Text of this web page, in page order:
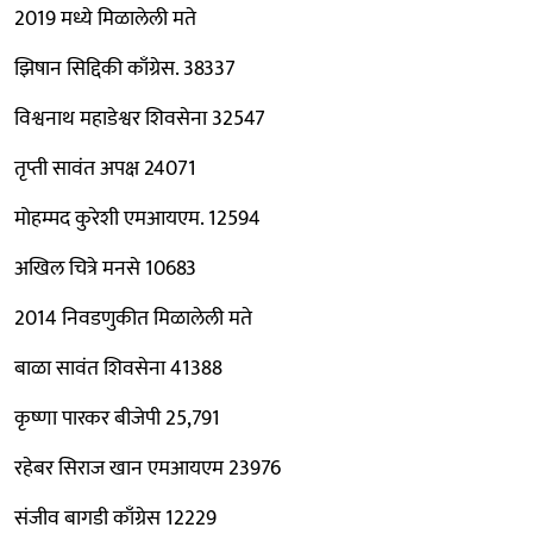
2019 मध्ये मिळालेली मते
झिषान सिद्दिकी काँग्रेस. 38337
विश्वनाथ महाडेश्वर शिवसेना 32547
तृप्ती सावंत अपक्ष 24071
मोहम्मद कुरेशी एमआयएम. 12594
अखिल चित्रे मनसे 10683
2014 निवडणुकीत मिळालेली मते
बाळा सावंत शिवसेना 41388
कृष्णा पारकर बीजेपी 25,791
रहेबर सिराज खान एमआयएम 23976
संजीव बागडी काँग्रेस 12229